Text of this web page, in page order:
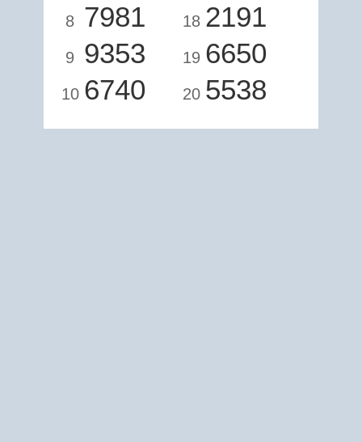
8 7981
9 9353
10 6740
18 2191
19 6650
20 5538